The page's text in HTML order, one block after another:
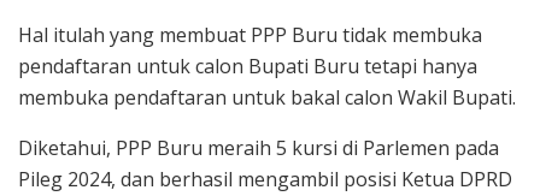
Hal itulah yang membuat PPP Buru tidak membuka
pendaftaran untuk calon Bupati Buru tetapi hanya
membuka pendaftaran untuk bakal calon Wakil Bupati.
Diketahui, PPP Buru meraih 5 kursi di Parlemen pada
Pileg 2024, dan berhasil mengambil posisi Ketua DPRD